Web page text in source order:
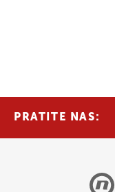
PRATITE NAS: